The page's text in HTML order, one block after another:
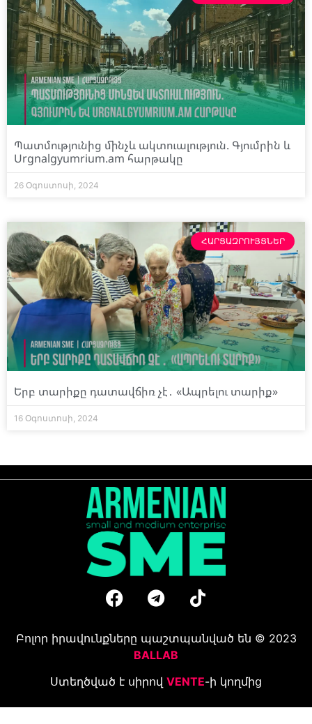
Պատմությունից մինչև ակտուալություն. Գյումրին և
Urgnalgyumrium.am հարթակը
26 Օգոստոսի, 2024
ՀԱՐՑԱԶՐՈՒՅՑՆԵՐ
Երբ տարիքը դատավճիռ չէ․ «Ապրելու տարիք»
16 Օգոստոսի, 2024
Բոլոր իրավունքները պաշտպանված են © 2023
BALLAB
Ստեղծված է սիրով VENTE-ի կողմից